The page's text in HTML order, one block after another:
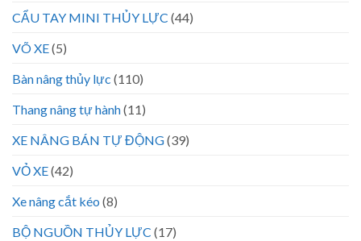
CẨU TAY MINI THỦY LỰC (44)
VÕ XE(5)
Bàn nâng thủy lực (110)
Thang nâng tự hành(11)
XE NÂNG BÁN TỰ ĐỘNG(39)
VỎ XE(42)
Xe nâng cắt kéo (8)
BỘ NGUỒN THỦY LỰC (17)